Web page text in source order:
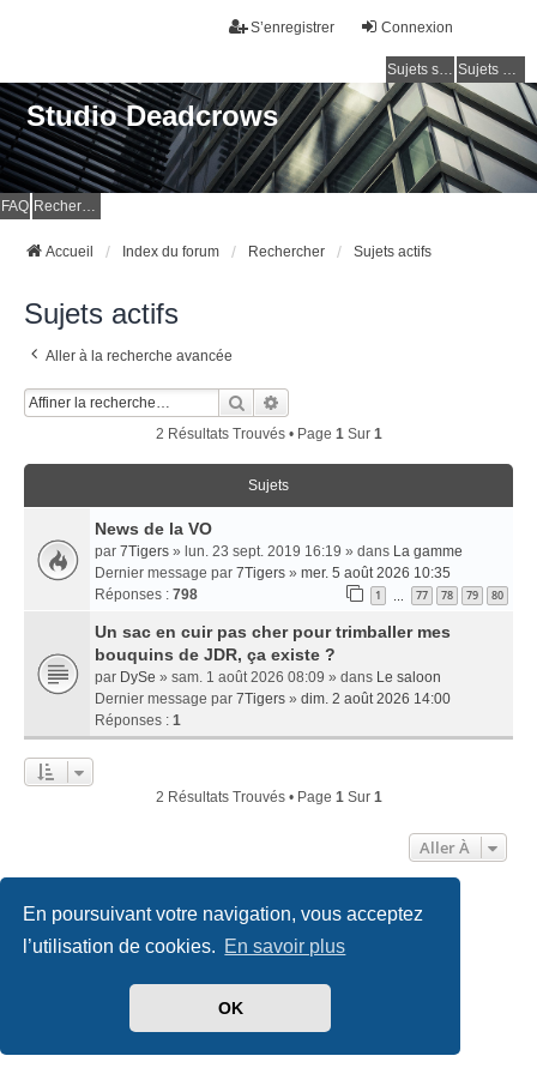
En poursuivant votre navigation, vous acceptez
l’utilisation de cookies. En savoir plus
OK
Connexion
S’enregistrer
Sujets sans réponse Sujets actifs
Studio Deadcrows
FAQ Rechercher
Accueil Index du forum Rechercher Sujets actifs
Sujets actifs
Aller à la recherche avancée
Rechercher
2 Résultats Trouvés • Page 1Sur 1
Sujets
News de la VO
par 7Tigers » lun. 23 sept. 2019 16:19 » dans La gamme
Dernier message par 7Tigers » mer. 5 août 2026 10:35
Réponses : 798 1 77 78 79 80
Un sac en cuir pas cher pour trimballer mes
bouquins de JDR, ça existe ?
par DySe » sam. 1 août 2026 08:09 » dans Le saloon
Dernier message par 7Tigers » dim. 2 août 2026 14:00
Réponses : 1
2 Résultats Trouvés • Page 1Sur 1
Aller À
Accueil Index du forum Nous contacter
phpBB-fr.com
created by INVENTEA & v12mike
Conditions